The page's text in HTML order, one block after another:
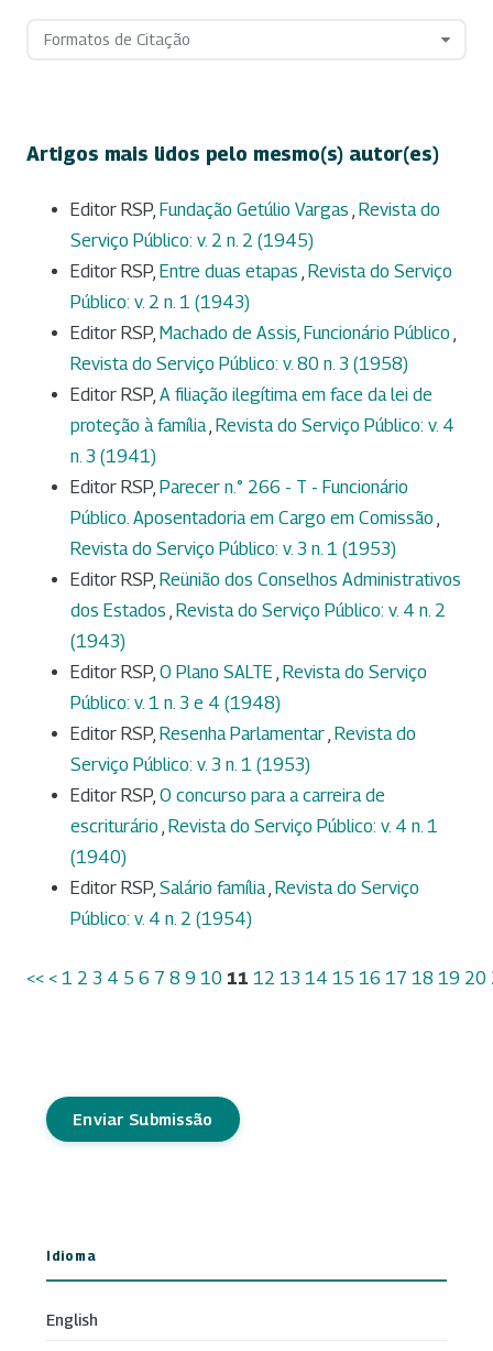
Formatos de Citação
Artigos mais lidos pelo mesmo(s) autor(es)
Editor RSP, Fundação Getúlio Vargas , Revista do
Serviço Público: v. 2 n. 2 (1945)
Editor RSP, Entre duas etapas , Revista do Serviço
Público: v. 2 n. 1 (1943)
Editor RSP, Machado de Assis, Funcionário Público ,
Revista do Serviço Público: v. 80 n. 3 (1958)
Editor RSP, A filiação ilegítima em face da lei de
proteção à família, Revista do Serviço Público: v. 4
n. 3 (1941)
Editor RSP, Parecer n.° 266 - T - Funcionário
Público. Aposentadoria em Cargo em Comissão ,
Revista do Serviço Público: v. 3 n. 1 (1953)
Editor RSP, Reünião dos Conselhos Administrativos
dos Estados , Revista do Serviço Público: v. 4 n. 2
(1943)
Editor RSP, O Plano SALTE , Revista do Serviço
Público: v. 1 n. 3 e 4 (1948)
Editor RSP, Resenha Parlamentar, Revista do
Serviço Público: v. 3 n. 1 (1953)
Editor RSP, O concurso para a carreira de
escriturário , Revista do Serviço Público: v. 4 n. 1
(1940)
Editor RSP, Salário família, Revista do Serviço
Público: v. 4 n. 2 (1954)
<< < 1 2 3 4 5 6 7 8 9 10 11 12 13 14 15 16 17 18 19 20
Enviar Submissão
Idioma
English